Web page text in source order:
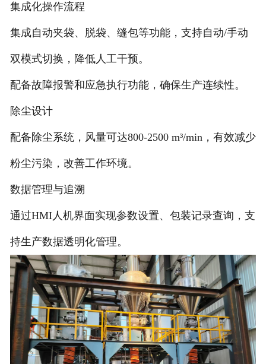
集成化操作流程
集成自动夹袋、脱袋、缝包等功能，支持自动/手动
双模式切换，降低人工干预。
配备故障报警和应急执行功能，确保生产连续性。
除尘设计
配备除尘系统，风量可达800-2500 m³/min，有效减少
粉尘污染，改善工作环境。
数据管理与追溯
通过HMI人机界面实现参数设置、包装记录查询，支
持生产数据透明化管理。